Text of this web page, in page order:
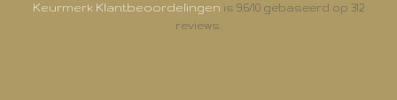
Keurmerk Klantbeoordelingen is 9.6/10 gebaseerd op 312
reviews.